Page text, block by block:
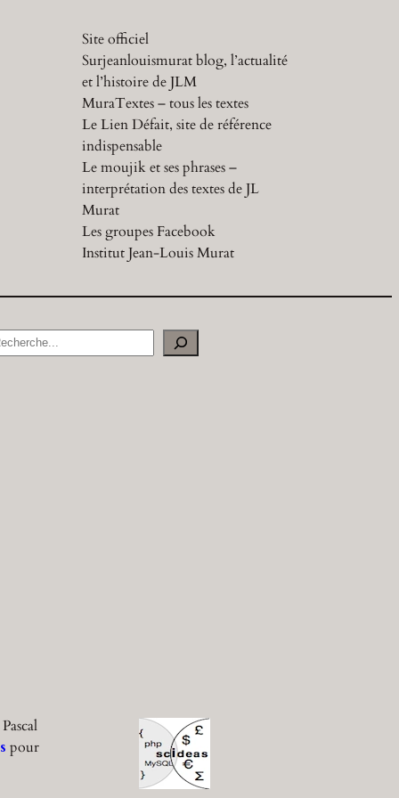
Site officiel
Surjeanlouismurat blog, l’actualité
et l’histoire de JLM
MuraTextes – tous les textes
Le Lien Défait, site de référence
indispensable
Le moujik et ses phrases –
interprétation des textes de JL
Murat
Les groupes Facebook
Institut Jean-Louis Murat
pour